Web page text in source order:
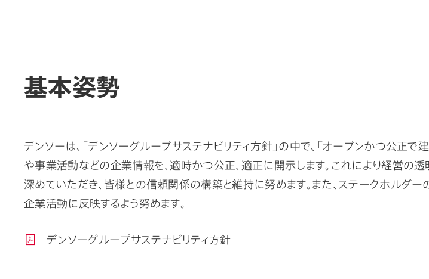
基本姿勢
デンソーは、「デンソーグループサステナビリティ方針」の中で、「オープンかつ公正
や事業活動などの企業情報を、適時かつ公正、適正に開示します。これにより経営の
深めていただき、皆様との信頼関係の構築と維持に努めます。また、ステークホルダ
企業活動に反映するよう努めます。
デンソーグループサステナビリティ方針